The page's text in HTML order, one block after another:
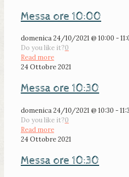
Messa ore 10:00
domenica 24/10/2021 @ 10:00 -
Do you like it?0
Read more
24 Ottobre 2021
Messa ore 10:30
domenica 24/10/2021 @ 10:30 -
Do you like it?0
Read more
24 Ottobre 2021
Messa ore 10:30